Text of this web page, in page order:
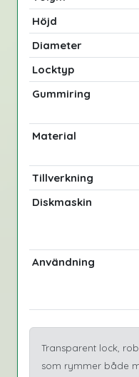
Höjd
Diameter
Locktyp
Gummiring
Material
Tillverkning
Diskmaskin
Användning
Transparent lock,
som rymmer både